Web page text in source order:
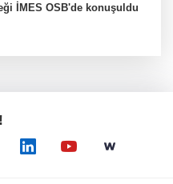
İMES OSB'de konuşuldu
ve Pakistan ortak